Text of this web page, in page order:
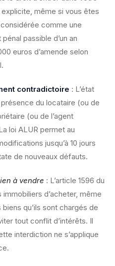
même si vous êtes
comme une
passible d’un an
euros d’amende selon
contradictoire : L’état
du locataire (ou de
(ou de l’agent
loi ALUR permet au
jusqu’à 10 jours
de nouveaux défauts.
à vendre : L’article 1596 du
d’acheter, même
qu’ils sont chargés de
tout conflit d’intérêts. Il
interdiction ne s’applique